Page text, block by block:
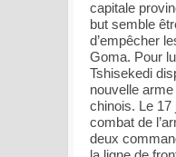
capitale
but semble
d’empêcher
Goma. Pour
Tshisekedi
nouvelle
chinois. Le 17
combat de
deux